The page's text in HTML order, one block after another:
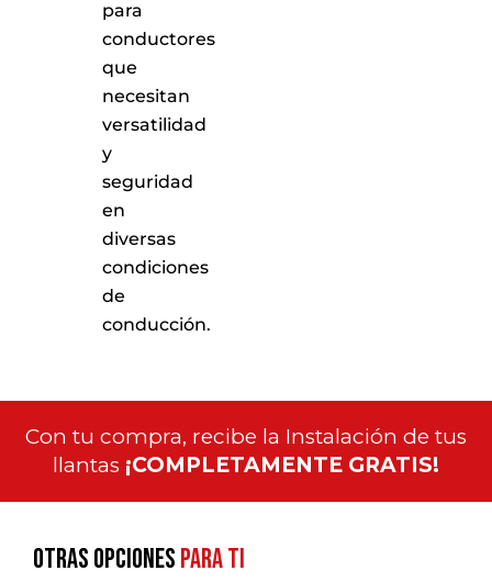
para
conductores
que
necesitan
versatilidad
y
seguridad
en
diversas
condiciones
de
conducción.
Con tu compra, recibe la Instalación de tus
llantas ¡COMPLETAMENTE GRATIS!
Otras opcionespara ti